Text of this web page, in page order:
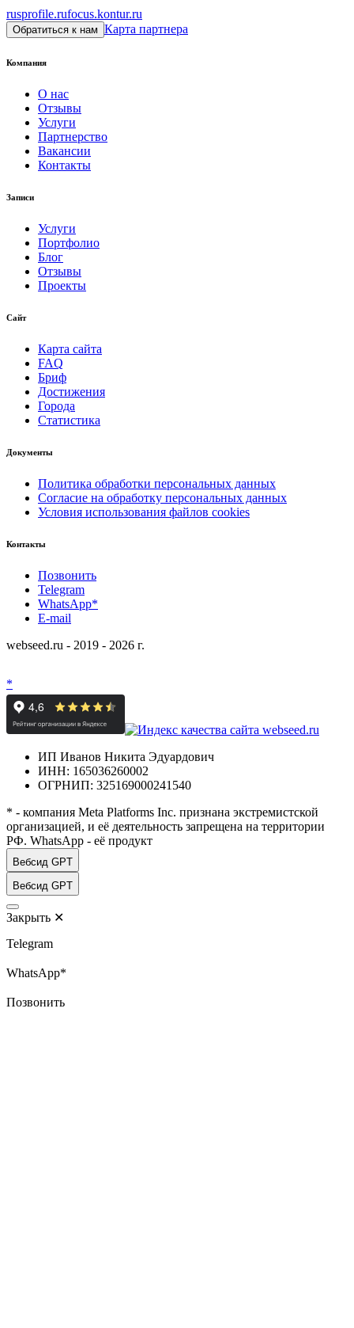
rusprofile.rufocus.kontur.ru
Обратиться к нам Карта партнера
Компания
О нас
Отзывы
Услуги
Партнерство
Вакансии
Контакты
Записи
Услуги
Портфолио
Блог
Отзывы
Проекты
Сайт
Карта сайта
FAQ
Бриф
Достижения
Города
Статистика
Документы
Политика обработки персональных данных
Согласие на обработку персональных данных
Условия использования файлов cookies
Контакты
Позвонить
Telegram
WhatsApp*
E-mail
webseed.ru - 2019 - 2026 г.
*
ИП Иванов Никита Эдуардович
ИНН: 165036260002
ОГРНИП: 325169000241540
* - компания Meta Platforms Inc. признана экстремистской
организацией, и её деятельность запрещена на территории
РФ. WhatsApp - её продукт
Вебсид GPT
Вебсид GPT
Закрыть ✕
Telegram
WhatsApp*
Позвонить